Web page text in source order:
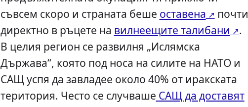
съвсем скоро и страната беше оставена
почти
директно в ръцете на вилнеещите талибани
.
В целия регион се развилня „Ислямска
Държава“, която под носа на силите на НАТО и
САЩ успя да завладее около 40% от иракската
територия. Често се случваше САЩ да доставят